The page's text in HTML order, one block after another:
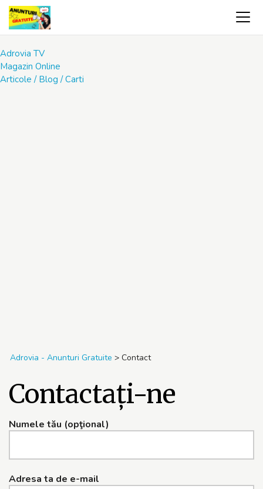
Adrovia TV
Magazin Online
Articole / Blog / Carti
Adrovia - Anunturi Gratuite > Contact
Contactaţi-ne
Numele tău (opţional)
Adresa ta de e-mail